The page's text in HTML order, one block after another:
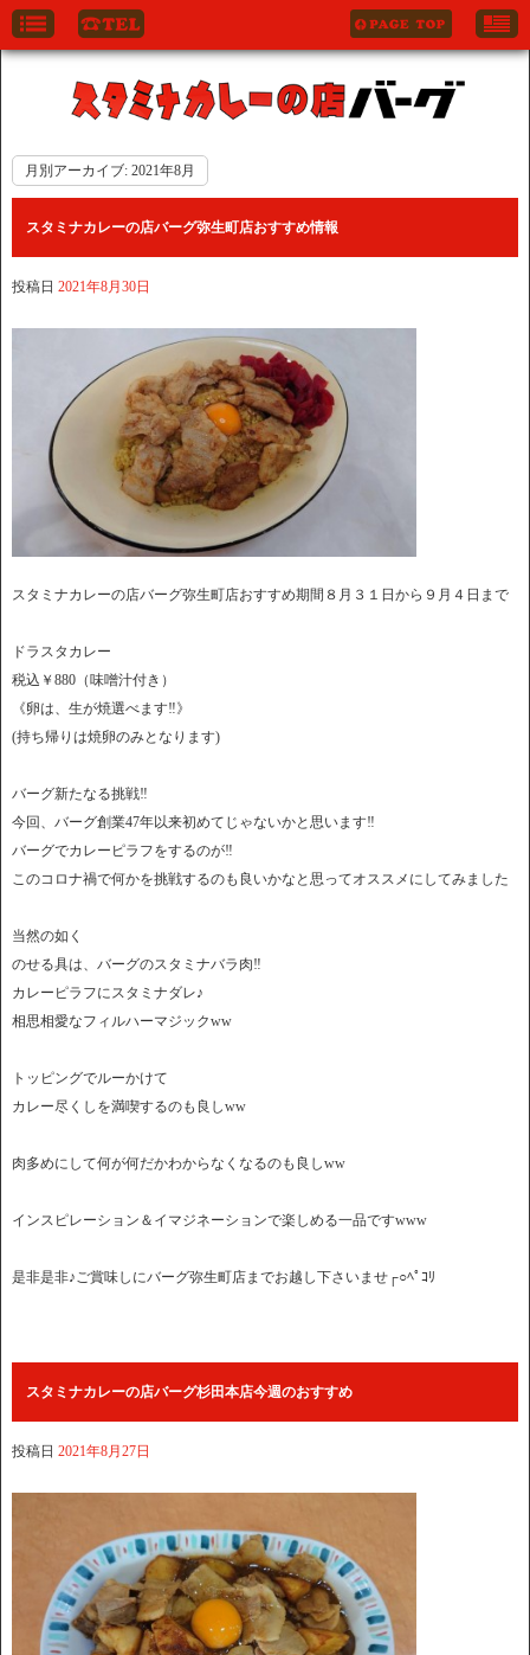
月別アーカイブ: 2021年8月
スタミナカレーの店バーグ弥生町店おすすめ情報
投稿日 2021年8月30日
スタミナカレーの店バーグ弥生町店おすすめ期間８月３１日から９月４日まで
ドラスタカレー
税込￥880（味噌汁付き）
《卵は、生が焼選べます‼︎》
(持ち帰りは焼卵のみとなります)
バーグ新たなる挑戦‼︎
今回、バーグ創業47年以来初めてじゃないかと思います‼︎
バーグでカレーピラフをするのが‼︎
このコロナ禍で何かを挑戦するのも良いかなと思ってオススメにしてみました
当然の如く
のせる具は、バーグのスタミナバラ肉‼︎
カレーピラフにスタミナダレ♪
相思相愛なフィルハーマジックww
トッピングでルーかけて
カレー尽くしを満喫するのも良しww
肉多めにして何が何だかわからなくなるのも良しww
インスピレーション＆イマジネーションで楽しめる一品ですwww
是非是非♪ご賞味しにバーグ弥生町店までお越し下さいませ┌︎○︎ﾍﾟｺﾘ
スタミナカレーの店バーグ杉田本店今週のおすすめ
投稿日 2021年8月27日